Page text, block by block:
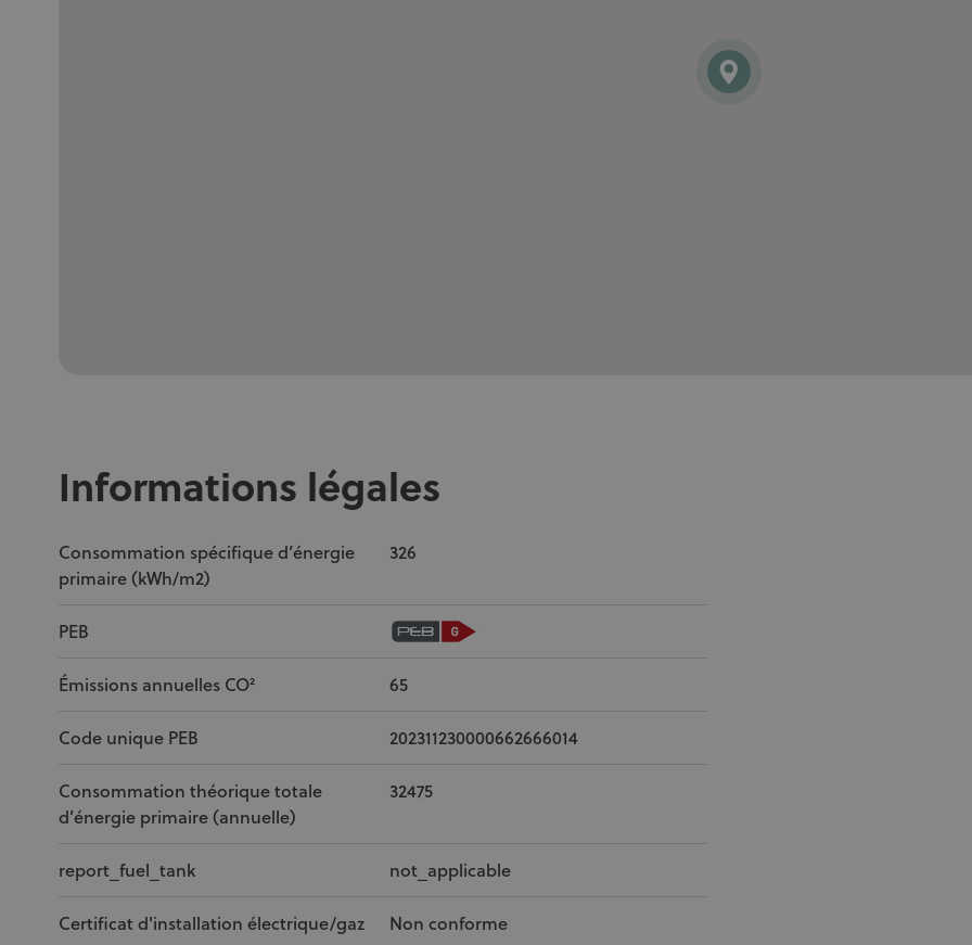
Informations légales
Consommation spécifique d’énergie
primaire (kWh/m2)
326
PEB
Émissions annuelles CO² 65
Code unique PEB 20231123­0000662666­01­4
Consommation théorique totale
d’énergie primaire (annuelle)
32475
report_fuel_tank not_applicable
Certificat d'installation électrique/gaz Non conforme